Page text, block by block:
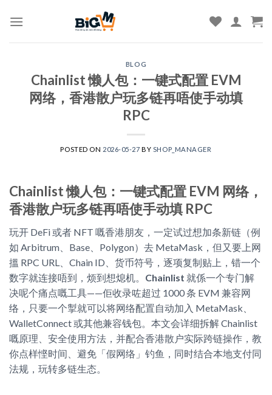
BLOG
Chainlist 懒人包：一键式配置 EVM
网络，香港散户玩多链再唔使手动填
RPC
POSTED ON 2026-05-27 BY SHOP_MANAGER
Chainlist 懒人包：一键式配置 EVM 网络，
香港散户玩多链再唔使手动填 RPC
玩开 DeFi 或者 NFT 嘅香港朋友，一定试过想加条新链（例
如 Arbitrum、Base、Polygon）去 MetaMask，但又要上网
搵 RPC URL、Chain ID、货币符号，逐项复制贴上，错一个
数字就连接唔到，烦到想熄机。 Chainlist 就係一个专门解
决呢个痛点嘅工具——佢收录咗超过 1000 条 EVM 兼容网
络，只要一个掣就可以将网络配置自动加入 MetaMask、
WalletConnect 或其他兼容钱包。本文会详细拆解 Chainlist
嘅原理、安全使用方法，并配合香港散户实际跨链操作，教
你点样悭时间、避免「假网络」钓鱼，同时结合本地支付同
法规，玩转多链生态。